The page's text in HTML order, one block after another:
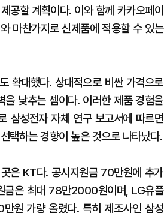
공할 계획이다. 이와 함께 카카오페이
마찬가지로 신제품에 적용할 수 있는
확대했다. 상대적으로 비싼 가격으로
을 낮추는 셈이다. 이러한 제품 경험을
삼성전자 자체 연구 보고서에 따르면
택하는 경향이 높은 것으로 나타났다.
은 KT다. 공시지원금 70만원에 추가
은 최대 78만2000원이며, LG유플
원 가량 올렸다. 특히 제조사인 삼성